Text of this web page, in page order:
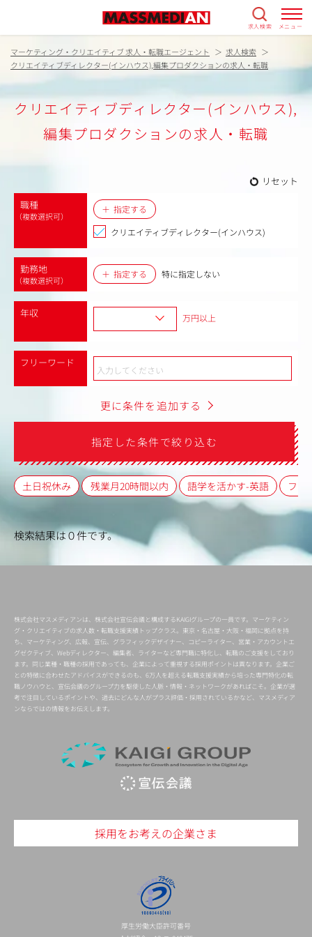
求人検索 メニュー
マーケティング・クリエイティブ 求人・転職エージェント
求人検索
クリエイティブディレクター(インハウス),編集プロダクションの求人・転職
クリエイティブディレクター(インハウス),
編集プロダクションの求人・転職
リセット
職種
（複数選択可）
指定する
クリエイティブディレクター(インハウス)
勤務地
（複数選択可）
指定する 特に指定しない
年収 万円以上
フリーワード
更に条件を追加する
指定した条件で絞り込む
土日祝休み 残業月20時間以内 語学を活かす-英語 フレ
検索結果は０件です。
株式会社マスメディアンは、株式会社宣伝会議と構成するKAIGIグループの一員です。マーケティン
グ・クリエイティブの求人数・転職支援実績トップクラス。東京・名古屋・大阪・福岡に拠点を持
ち、マーケティング、広報、宣伝、グラフィックデザイナー、コピーライター、営業・アカウントエ
グゼクティブ、Webディレクター、編集者、ライターなど専門職に特化し、転職のご支援をしており
ます。同じ業種・職種の採用であっても、企業によって重視する採用ポイントは異なります。企業ご
との特徴に合わせたアドバイスができるのも、6万人を超える転職支援実績から培った専門特化の転
職ノウハウと、宣伝会議のグループ力を駆使した人脈・情報・ネットワークがあればこそ。企業が選
考で注目しているポイントや、過去にどんな人がプラス評価・採用されているかなど、マスメディア
ンならではの情報をお伝えします。
採用をお考えの企業さま
厚生労働大臣許可番号